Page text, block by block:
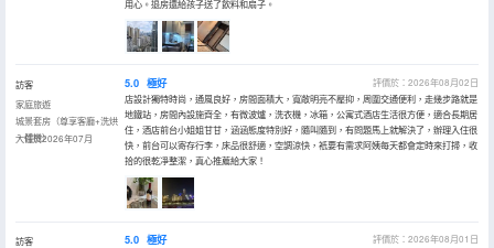
用心。退房還給孩子送了飲料和扇子。
訪客
家庭旅遊
城景套房（尊享客廳+洗烘
一體機）
入住於2026年07月
5.0 極好
評價於：2026年08月02日
店設計獨特時尚，通風良好，房間面積大，寬敞明亮不壓抑，周圍交通便利，走幾步路就是
地鐵站，房間內設施齊全，有微波爐，洗衣機，冰箱，公寓式酒店生活很方便，適合長期居
住，酒店前台小姐姐甘甘，涵涵態度特別好，隨叫隨到，有問題馬上就解決了，辦理入住很
快，前台可以寄存行李，床品很舒適，空調涼快，衹要有需求阿姨每天都會定時來打掃，收
拾的很乾凈整潔，真心推薦給大家！
訪客
5.0 極好
評價於：2026年08月01日